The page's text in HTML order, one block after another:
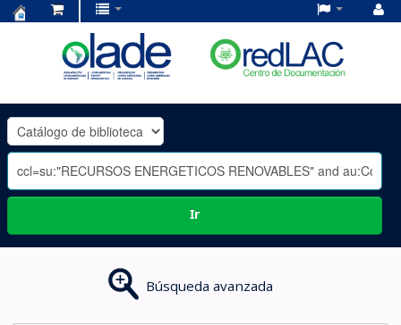
OLADE
-
Ir
Búsqueda avanzada